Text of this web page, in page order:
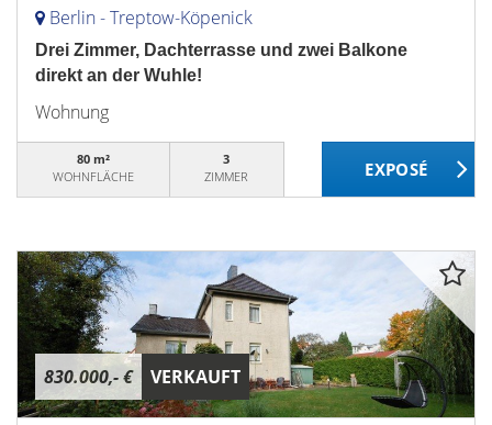
Berlin - Treptow-Köpenick
Drei Zimmer, Dachterrasse und zwei Balkone
direkt an der Wuhle!
Wohnung
80 m²
WOHNFLÄCHE
3
ZIMMER
830.000,- € VERKAUFT